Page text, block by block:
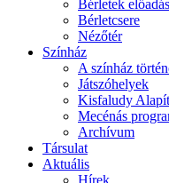
Bérletek
Bérletcsere
Nézőtér
Színház
A színház
Játszóhelyek
Kisfaludy
Mecénás
Archívum
Társulat
Aktuális
Hírek